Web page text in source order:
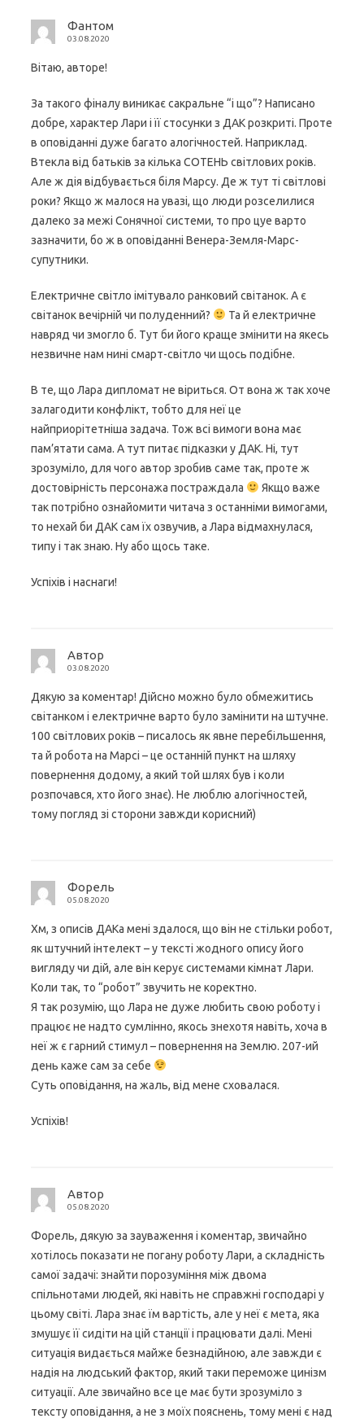
Фантом
03.08.2020
Вітаю, авторе!
За такого фіналу виникає сакральне “і що”? Написано
добре, характер Лари і її стосунки з ДАК розкриті. Проте
в оповіданні дуже багато алогічностей. Наприклад.
Втекла від батьків за кілька СОТЕНЬ світлових років.
Але ж дія відбувається біля Марсу. Де ж тут ті світлові
роки? Якщо ж малося на увазі, що люди розселилися
далеко за межі Сонячної системи, то про цуе варто
зазначити, бо ж в оповіданні Венера-Земля-Марс-
супутники.
Електричне світло імітувало ранковий світанок. А є
світанок вечірній чи полуденний?
Та й електричне
навряд чи змогло б. Тут би його краще змінити на якесь
незвичне нам нині смарт-світло чи щось подібне.
В те, що Лара дипломат не віриться. От вона ж так хоче
залагодити конфлікт, тобто для неї це
найприорітетніша задача. Тож всі вимоги вона має
пам’ятати сама. А тут питає підказки у ДАК. Ні, тут
зрозуміло, для чого автор зробив саме так, проте ж
достовірність персонажа постраждала
Якщо важе
так потрібно ознайомити читача з останніми вимогами,
то нехай би ДАК сам їх озвучив, а Лара відмахнулася,
типу і так знаю. Ну або щось таке.
Успіхів і наснаги!
Автор
03.08.2020
Дякую за коментар! Дійсно можно було обмежитись
світанком і електричне варто було замінити на штучне.
100 світлових років – писалось як явне перебільшення,
та й робота на Марсі – це останній пункт на шляху
повернення додому, а який той шлях був і коли
розпочався, хто його знає). Не люблю алогічностей,
тому погляд зі сторони завжди корисний)
Форель
05.08.2020
Хм, з описів ДАКа мені здалося, що він не стільки робот,
як штучний інтелект – у тексті жодного опису його
вигляду чи дій, але він керує системами кімнат Лари.
Коли так, то “робот” звучить не коректно.
Я так розумію, що Лара не дуже любить свою роботу і
працює не надто сумлінно, якось знехотя навіть, хоча в
неї ж є гарний стимул – повернення на Землю. 207-ий
день каже сам за себе
Суть оповідання, на жаль, від мене сховалася.
Успіхів!
Автор
05.08.2020
Форель, дякую за зауваження і коментар, звичайно
хотілось показати не погану роботу Лари, а складність
самої задачі: знайти порозуміння між двома
спільнотами людей, які навіть не справжні господарі у
цьому світі. Лара знає їм вартість, але у неї є мета, яка
змушує її сидіти на цій станції і працювати далі. Мені
ситуація видається майже безнадійною, але завжди є
надія на людський фактор, який таки переможе цинізм
ситуації. Але звичайно все це має бути зрозуміло з
тексту оповідання, а не з моїх пояснень, тому мені є над